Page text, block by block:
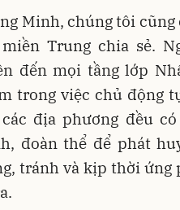
Minh, chúng tôi
Trung chia sẻ.
đến mọi tầng lớp
trong việc chủ động
các địa phương đều
đoàn thể để phát
tránh và kịp thời ứng